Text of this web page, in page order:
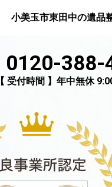
小美玉市東田中の遺品
0120-388-
【 受付時間 】年中無休